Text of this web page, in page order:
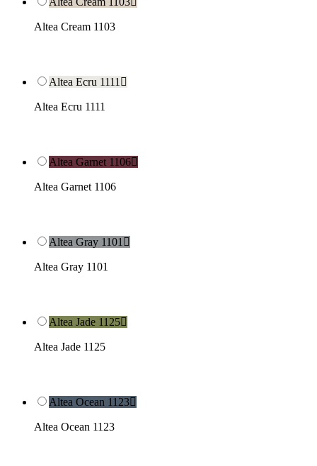
Altea Cream 1103
Altea Ecru 1111 
Altea Ecru 1111
Altea Garnet 1106
Altea Garnet 1106
Altea Gray 1101 
Altea Gray 1101
Altea Jade 1125
Altea Jade 1125
Altea Ocean 1123
Altea Ocean 1123